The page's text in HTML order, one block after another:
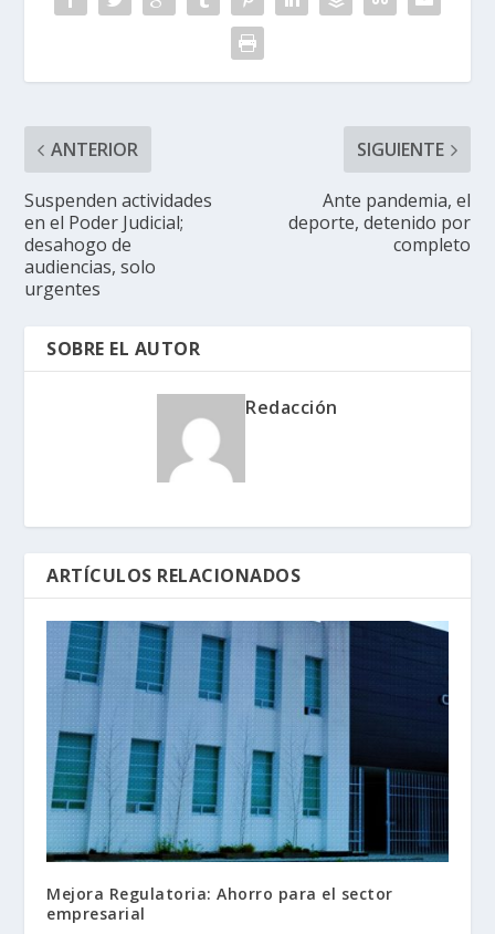
ANTERIOR
Suspenden actividades
en el Poder Judicial;
desahogo de
audiencias, solo
urgentes
SIGUIENTE
Ante pandemia, el
deporte, detenido por
completo
SOBRE EL AUTOR
Redacción
ARTÍCULOS RELACIONADOS
Mejora Regulatoria: Ahorro para el sector
empresarial